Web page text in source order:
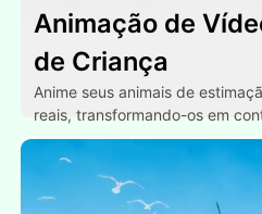
Animação de
de Criança
Anime seus animais de
reais, transformando-os em